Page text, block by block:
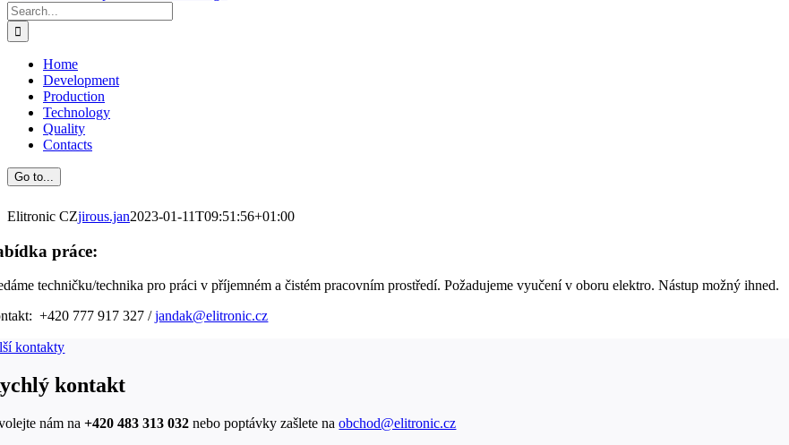
Search
for:
Home
Development
Production
Technology
Quality
Contacts
Go to...
Elitronic CZjirous.jan2023-01-11T09:51:56+01:00
práce:
techničku/technika pro práci v příjemném a čistém pracovním prostředí. Požadujeme vyučení v oboru elektro. Nástup možný ihned.
+420 777 917 327 /jandak@elitronic.cz
kontakty
kontakt
nám na+420 483 313 032 nebo poptávky zašlete naobchod@elitronic.cz